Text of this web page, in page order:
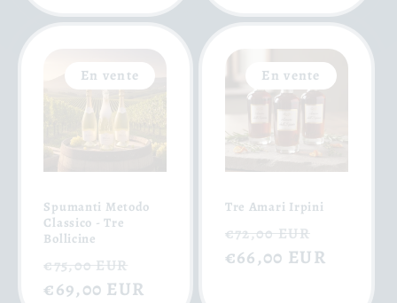
En vente
Spumanti Metodo
Classico - Tre
Bollicine
Prix
habituel
€75,00 EUR
soldé
€69,00 EUR
En vente
Tre Amari Irpini
Prix
habituel
€72,00 EUR
soldé
€66,00 EUR